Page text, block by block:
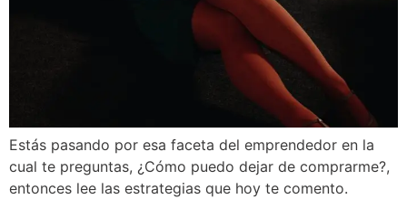
Estás pasando por esa faceta del emprendedor en la
cual te preguntas, ¿Cómo puedo dejar de comprarme?,
entonces lee las estrategias que hoy te comento.